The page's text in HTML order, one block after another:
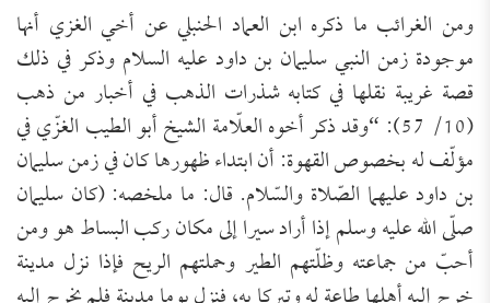
ومن الغرائب ما ذكره ابن العماد الحنبلي عن أخي الغزي أنها
موجودة زمن النبي سليمان بن داود عليه السلام وذكر في ذلك
قصة غريبة نقلها في كتابه شذرات الذهب في أخبار من ذهب
(10/ 57): “وقد ذكر أخوه العلّامة الشيخ أبو الطيب الغزّي في
مؤلّف له بخصوص القهوة: أن ابتداء ظهورها كان في زمن سليمان
بن داود عليهما الصّلاة والسّلام. قال: ما ملخصه: (كان سليمان
صلّى الله عليه وسلم إذا أراد سيرا إلى مكان ركب البساط هو ومن
أحبّ من جماعته وظلّتهم الطير وحملتهم الريح فإذا نزل مدينة